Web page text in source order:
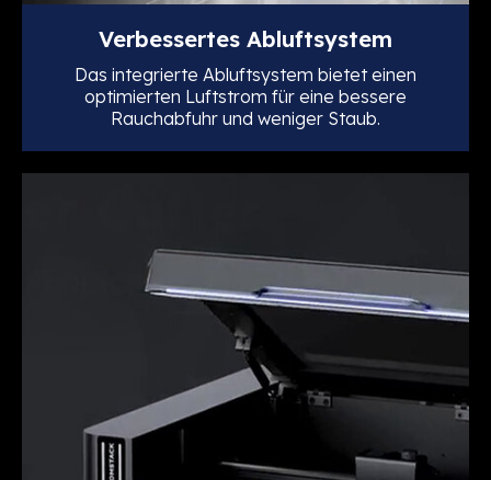
Verbessertes Abluftsystem
Das integrierte Abluftsystem bietet einen
optimierten Luftstrom für eine bessere
Rauchabfuhr und weniger Staub.